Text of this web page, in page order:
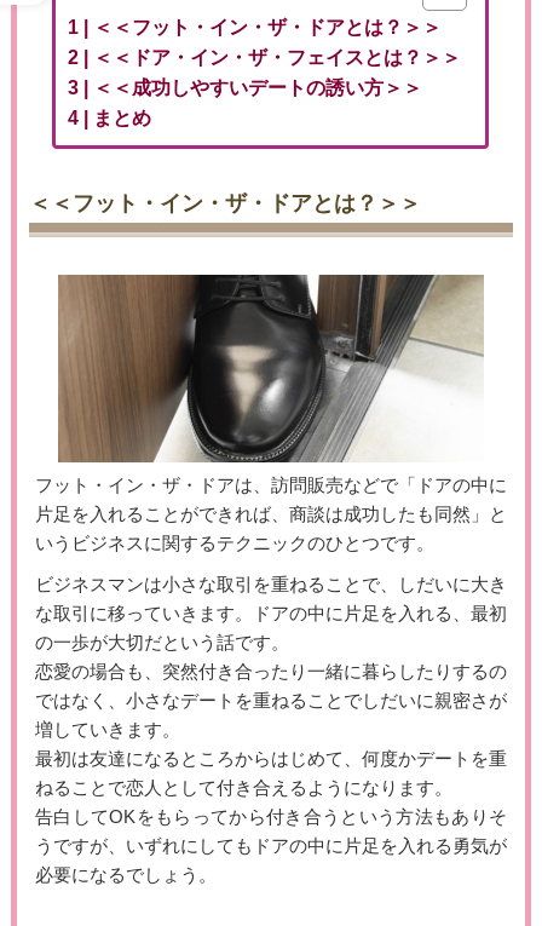
＜＜フット・イン・ザ・ドアとは？＞＞
＜＜ドア・イン・ザ・フェイスとは？＞＞
＜＜成功しやすいデートの誘い方＞＞
まとめ
＜＜フット・イン・ザ・ドアとは？＞＞
フット・イン・ザ・ドアは、訪問販売などで「ドアの中に
片足を入れることができれば、商談は成功したも同然」と
いうビジネスに関するテクニックのひとつです。
ビジネスマンは小さな取引を重ねることで、しだいに大き
な取引に移っていきます。ドアの中に片足を入れる、最初
の一歩が大切だという話です。
恋愛の場合も、突然付き合ったり一緒に暮らしたりするの
ではなく、小さなデートを重ねることでしだいに親密さが
増していきます。
最初は友達になるところからはじめて、何度かデートを重
ねることで恋人として付き合えるようになります。
告白してOKをもらってから付き合うという方法もありそ
うですが、いずれにしてもドアの中に片足を入れる勇気が
必要になるでしょう。